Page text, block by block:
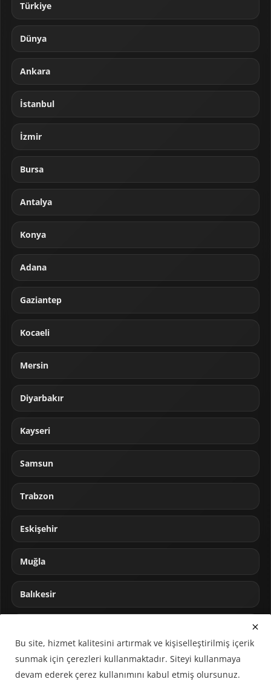
Türkiye
Dünya
Ankara
İstanbul
İzmir
Bursa
Antalya
Konya
Adana
Gaziantep
Kocaeli
Mersin
Diyarbakır
Kayseri
Samsun
Trabzon
Eskişehir
Muğla
Balıkesir
Bu site, hizmet kalitesini artırmak ve kişiselleştirilmiş içerik
sunmak için çerezleri kullanmaktadır. Siteyi kullanmaya
devam ederek çerez kullanımını kabul etmiş olursunuz.